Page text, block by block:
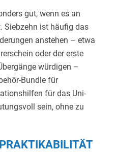
gut, wenn es an
Siebzehn ist häufig das
anstehen – etwa
oder der erste
würdigen –
Bundle für
für das Uni-
sein, ohne zu